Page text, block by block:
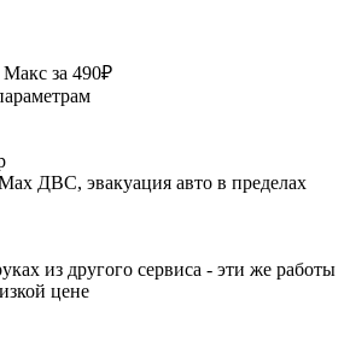
за 490₽
ДВС, эвакуация авто в пределах
из другого сервиса - эти же работы
цене